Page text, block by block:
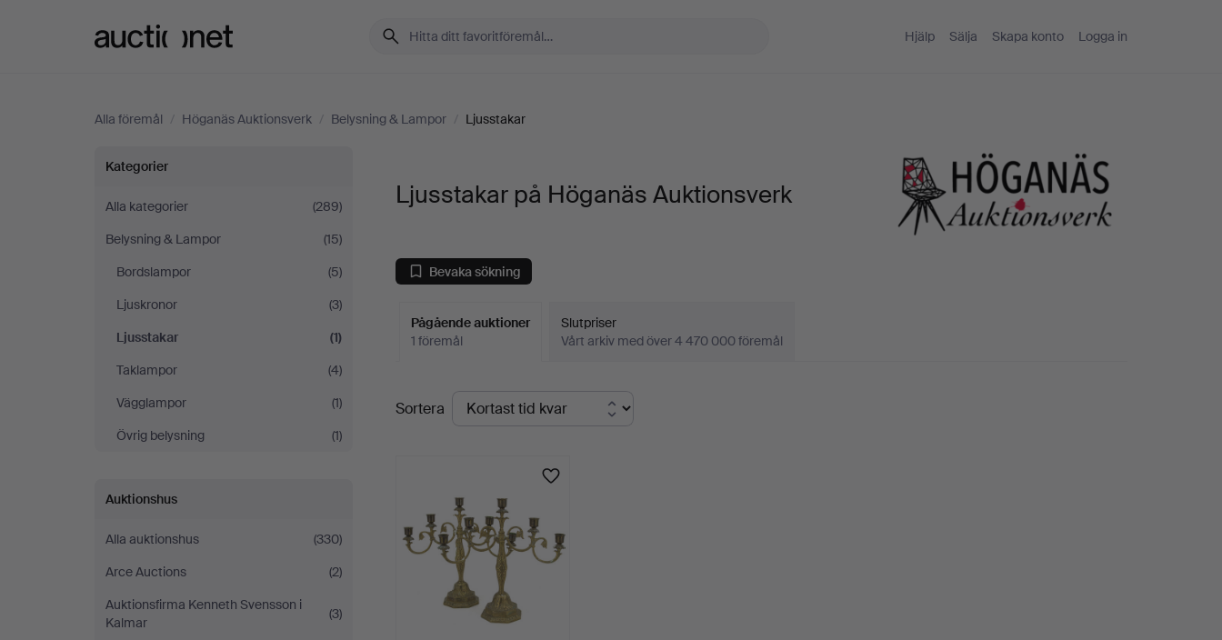
Hjälp Sälja Skapa konto Logga in
Alla föremål / Höganäs Auktionsverk / Belysning & Lampor / Ljusstakar
Ljusstakar
på
Höganäs
Auktionsverk
Kategorier
Alla kategorier
(289)
Belysning & Lampor
(15)
Bordslampor
(5)
Ljuskronor
(3)
Ljusstakar
(1)
Taklampor
(4)
Vägglampor
(1)
Övrig belysning
(1)
Auktionshus
Alla auktionshus
(330)
Arce Auctions
(2)
Auktionsfirma Kenneth Svensson i
Kalmar
(3)
Ljusstakar på Höganäs Auktionsverk
Bevaka sökning
Pågående auktioner
1 föremål
Slutpriser
Vårt arkiv med över 4 470 000 föremål
Pågående
auktioner
Sortera